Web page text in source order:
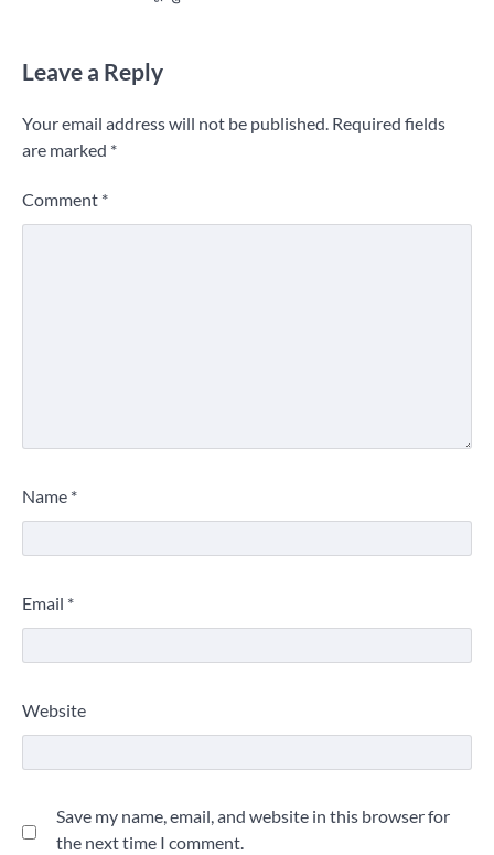
Leave a Reply
Your email address will not be published. Required fields
are marked *
Comment *
Name *
Email *
Website
Save my name, email, and website in this browser for
the next time I comment.